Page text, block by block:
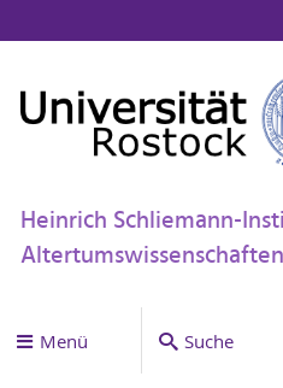
Heinrich Schliemann-
Altertumswissenschaften
Menü Suche